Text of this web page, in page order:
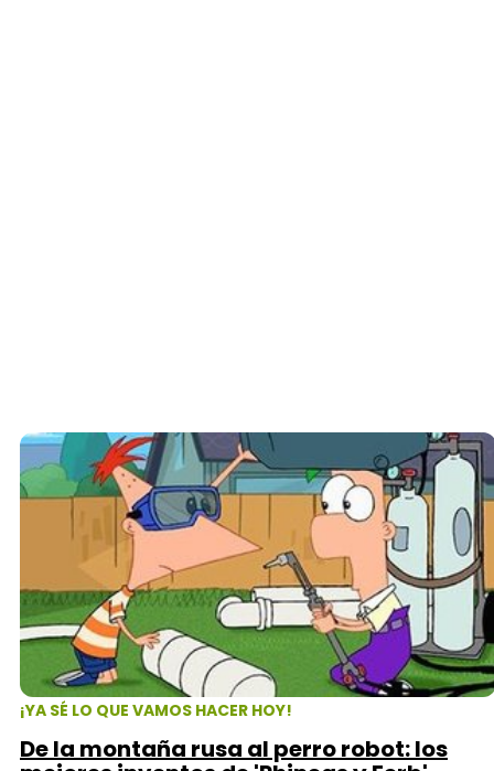
¡YA SÉ LO QUE VAMOS HACER HOY!
De la montaña rusa al perro robot: los